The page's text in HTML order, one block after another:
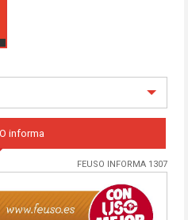
informa
FEUSO INFORMA 1307